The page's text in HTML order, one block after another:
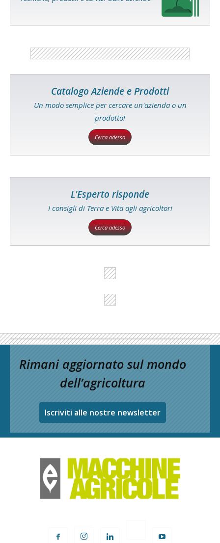
Catalogo Aziende e Prodotti
Un modo semplice per cercare un'azienda o un
prodotto!
Cerca adesso
L'Esperto risponde
I consigli di Terra e Vita agli agricoltori
Cerca adesso
Rimani aggiornato sul mondo
dell’agricoltura
Iscriviti alle nostre newsletter